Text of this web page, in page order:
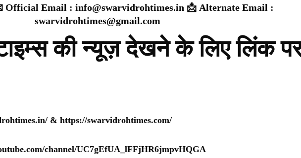
Official Email : info@swarvidrohtimes.in 📩 Alternate Email :
swarvidrohtimes@gmail.com
की न्यूज़ देखने के लिए लिंक
& https://swarvidrohtimes.com/
channel/UC7gEfUA_lFFjHR6jmpvHQGA